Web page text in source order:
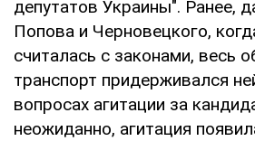
депутатов Украины". Ранее,
Попова и Черновецкого,
считалась с законами, весь
транспорт придерживался
вопросах агитации за
неожиданно, агитация